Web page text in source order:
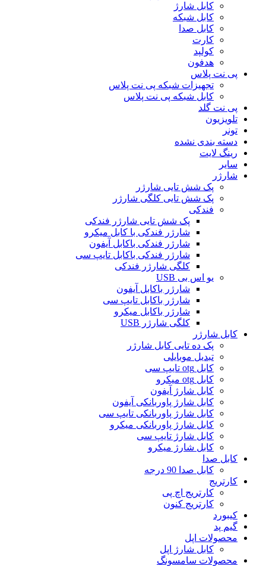
کابل شارژ
کابل شبکه
کابل صدا
کارت
کولپد
هدفون
پی نت پلاس
تجهیزات شبکه پی نت پلاس
کابل شبکه پی نت پلاس
پی نت گلد
تلویزیون
تونر
دسته بندی نشده
رینگ لایت
سایر
شارژر
پک شش تایی شارژر
پک شش تایی کلگی شارژر
فندکی
پک شش تایی شارژر فندکی
شارژر فندکی با کابل میکرو
شارژر فندکی باکابل آیفون
شارژر فندکی باکابل تایپ سی
کلگی شارژر فندکی
یو اس بی USB
شارژر باکابل آیفون
شارژر باکابل تایپ سی
شارژر باکابل میکرو
کلگی شارژر USB
کابل شارژر
پک ده تایی کابل شارژر
تبدیل موبایلی
کابل otg تایپ سی
کابل otg میکرو
کابل شارژ آیفون
کابل شارژ پاوربانکی آیفون
کابل شارژ پاوربانکی تایپ سی
کابل شارژ پاوربانکی میکرو
کابل شارژ تایپ سی
کابل شارژ میکرو
کابل صدا
کابل صدا 90 درجه
کارتریج
کارتریج اچ پی
کارتریج کنون
کیبورد
گیم پد
محصولات اپل
کابل شارژ اپل
محصولات سامسونگ